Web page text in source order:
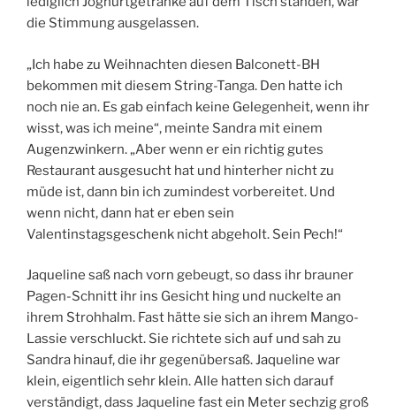
die Stimmung ausgelassen.
„Ich habe zu Weihnachten diesen Balconett-BH
bekommen mit diesem String-Tanga. Den hatte ich
noch nie an. Es gab einfach keine Gelegenheit, wenn ihr
wisst, was ich meine“, meinte Sandra mit einem
Augenzwinkern. „Aber wenn er ein richtig gutes
Restaurant ausgesucht hat und hinterher nicht zu
müde ist, dann bin ich zumindest vorbereitet. Und
wenn nicht, dann hat er eben sein
Valentinstagsgeschenk nicht abgeholt. Sein Pech!“
Jaqueline saß nach vorn gebeugt, so dass ihr brauner
Pagen-Schnitt ihr ins Gesicht hing und nuckelte an
ihrem Strohhalm. Fast hätte sie sich an ihrem Mango-
Lassie verschluckt. Sie richtete sich auf und sah zu
Sandra hinauf, die ihr gegenübersaß. Jaqueline war
klein, eigentlich sehr klein. Alle hatten sich darauf
verständigt, dass Jaqueline fast ein Meter sechzig groß